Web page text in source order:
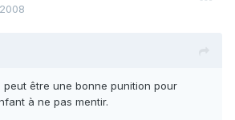
être une bonne punition pour
à ne pas mentir.